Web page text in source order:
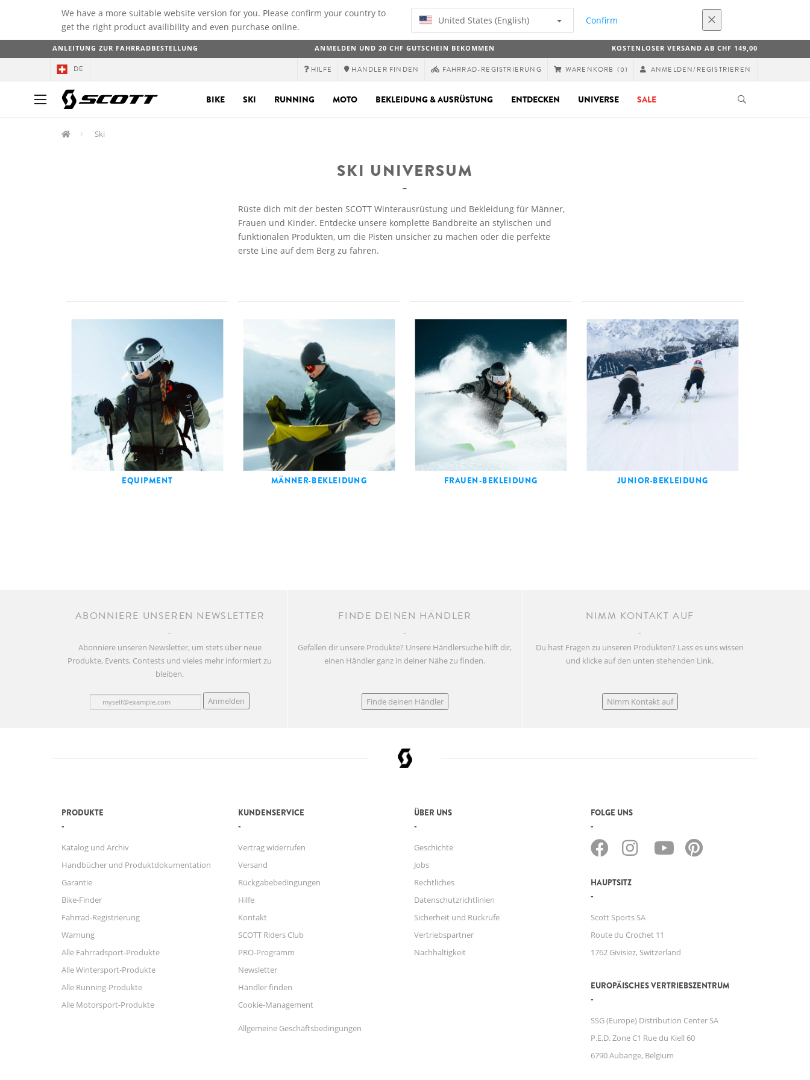
We have a more suitable website version for you. Please confirm your country to
get the right product availibility and even purchase online.
United States (English) Confirm
ANLEITUNG ZUR FAHRRADBESTELLUNG ANMELDEN UND 20 CHF GUTSCHEIN BEKOMMEN KOSTENLOSER VERSAND AB CHF 149,00
DE HILFE HÄNDLER FINDEN FAHRRAD-REGISTRIERUNG WARENKORB (0) ANMELDEN/REGISTRIEREN
BIKE SKI RUNNING MOTO BEKLEIDUNG & AUSRÜSTUNG ENTDECKEN UNIVERSE SALE
Ski
SKI UNIVERSUM
Rüste dich mit der besten SCOTT Winterausrüstung und Bekleidung für Männer,
Frauen und Kinder. Entdecke unsere komplette Bandbreite an stylischen und
funktionalen Produkten, um die Pisten unsicher zu machen oder die perfekte
erste Line auf dem Berg zu fahren.
EQUIPMENT MÄNNER-BEKLEIDUNG FRAUEN-BEKLEIDUNG JUNIOR-BEKLEIDUNG
ABONNIERE UNSEREN NEWSLETTER
Abonniere unseren Newsletter, um stets über neue
Produkte, Events, Contests und vieles mehr informiert zu
bleiben.
Anmelden
FINDE DEINEN HÄNDLER
Gefallen dir unsere Produkte? Unsere Händlersuche hilft dir,
einen Händler ganz in deiner Nähe zu finden.
Finde deinen Händler
NIMM KONTAKT AUF
Du hast Fragen zu unseren Produkten? Lass es uns wissen
und klicke auf den unten stehenden Link.
Nimm Kontakt auf
PRODUKTE
Katalog und Archiv
Handbücher und Produktdokumentation
Garantie
Bike-Finder
Fahrrad-Registrierung
Warnung
Alle Fahrradsport-Produkte
Alle Wintersport-Produkte
Alle Running-Produkte
Alle Motorsport-Produkte
KUNDENSERVICE
Vertrag widerrufen
Versand
Rückgabebedingungen
Hilfe
Kontakt
SCOTT Riders Club
PRO-Programm
Newsletter
Händler finden
Cookie-Management
Allgemeine Geschäftsbedingungen
ÜBER UNS
Geschichte
Jobs
Rechtliches
Datenschutzrichtlinien
Sicherheit und Rückrufe
Vertriebspartner
Nachhaltigkeit
FOLGE UNS
HAUPTSITZ
Scott Sports SA
Route du Crochet 11
1762 Givisiez, Switzerland
EUROPÄISCHES VERTRIEBSZENTRUM
SSG (Europe) Distribution Center SA
P.E.D. Zone C1 Rue du Kiell 60
6790 Aubange, Belgium